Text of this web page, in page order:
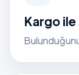
Kargo